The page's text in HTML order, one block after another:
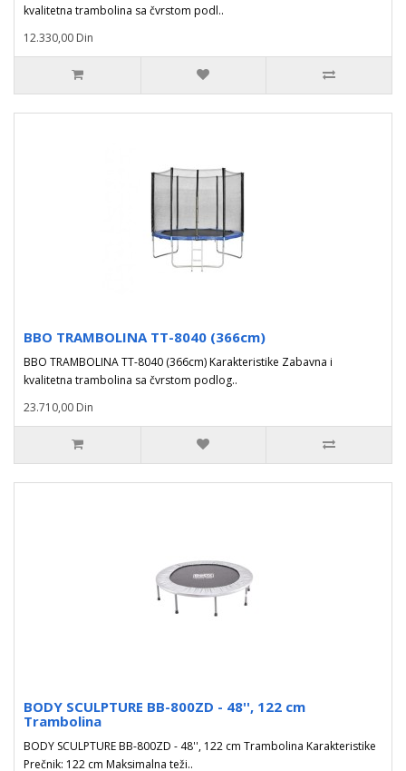
kvalitetna trambolina sa čvrstom podl..
12.330,00 Din
BBO TRAMBOLINA TT-8040 (366cm)
BBO TRAMBOLINA TT-8040 (366cm) Karakteristike Zabavna i
kvalitetna trambolina sa čvrstom podlog..
23.710,00 Din
BODY SCULPTURE BB-800ZD - 48'', 122 cm
Trambolina
BODY SCULPTURE BB-800ZD - 48'', 122 cm Trambolina Karakteristike
Prečnik: 122 cm Maksimalna teži..